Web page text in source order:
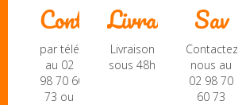
Contact
par téléphone
au 02
98 70 60
73 ou
Livraison
Livraison
sous 48h
Sav
Contactez-
nous au
02 98 70
60 73